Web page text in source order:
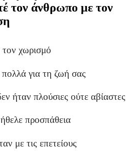
τον άνθρωπο με τον
τον χωρισμό
για τη ζωή σας
ήταν πλούσιες ούτε αβίαστες
προσπάθεια
με τις επετείους